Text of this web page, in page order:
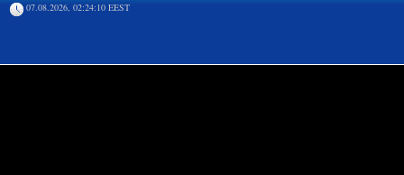
07.08.2026, 02:24:10 EEST